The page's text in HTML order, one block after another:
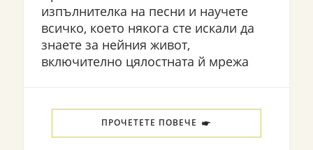
изпълнителка на песни и научете
всичко, което някога сте искали да
знаете за нейния живот,
включително цялостната й мрежа
ПРОЧЕТЕТЕ ПОВЕЧЕ